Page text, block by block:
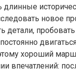
новое
детали, пробовать
хороший
впечатлений: